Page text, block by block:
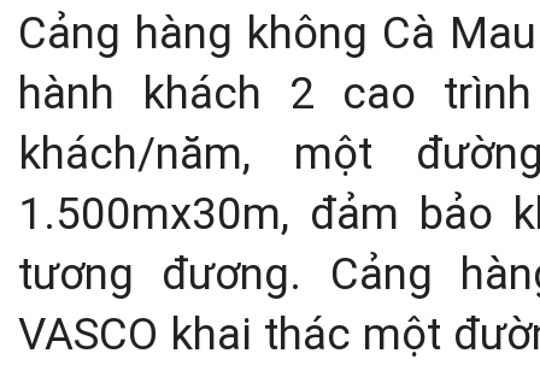
Cảng hàng không Cà
hành khách 2 cao
khách/năm, một
1.500mx30m, đảm bảo
tương đương. Cảng
VASCO khai thác một